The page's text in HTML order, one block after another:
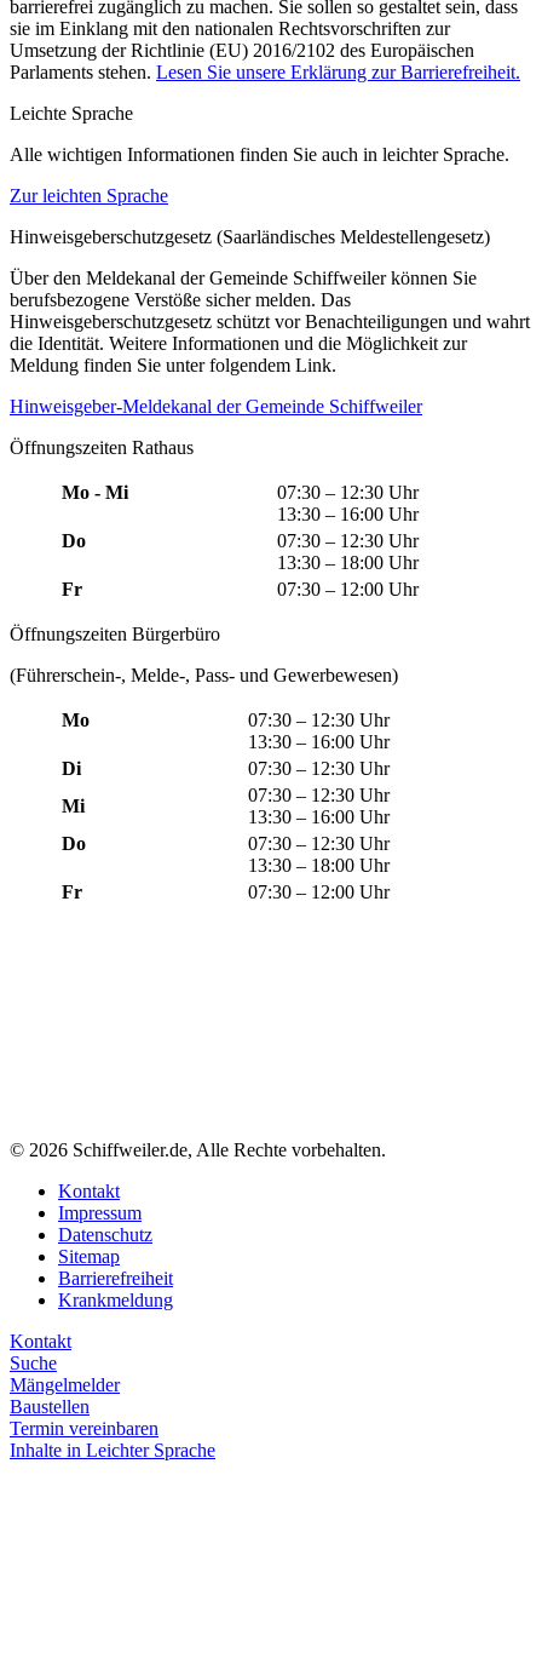
barrierefrei zugänglich zu machen. Sie sollen so gestaltet sein, dass
sie im Einklang mit den nationalen Rechtsvorschriften zur
Umsetzung der Richtlinie (EU) 2016/2102 des Europäischen
Parlaments stehen. Lesen Sie unsere Erklärung zur Barrierefreiheit.
Leichte Sprache
Alle wichtigen Informationen finden Sie auch in leichter Sprache.
Zur leichten Sprache
Hinweisgeberschutzgesetz (Saarländisches Meldestellengesetz)
Über den Meldekanal der Gemeinde Schiffweiler können Sie
berufsbezogene Verstöße sicher melden. Das
Hinweisgeberschutzgesetz schützt vor Benachteiligungen und wahrt
die Identität. Weitere Informationen und die Möglichkeit zur
Meldung finden Sie unter folgendem Link.
Hinweisgeber-Meldekanal der Gemeinde Schiffweiler
Öffnungszeiten Rathaus
Mo - Mi
07:30 – 12:30 Uhr
13:30 – 16:00 Uhr
Do
07:30 – 12:30 Uhr
13:30 – 18:00 Uhr
Fr
07:30 – 12:00 Uhr
Öffnungszeiten Bürgerbüro
(Führerschein-, Melde-, Pass- und Gewerbewesen)
Mo
07:30 – 12:30 Uhr
13:30 – 16:00 Uhr
Di
07:30 – 12:30 Uhr
Mi
07:30 – 12:30 Uhr
13:30 – 16:00 Uhr
Do
07:30 – 12:30 Uhr
13:30 – 18:00 Uhr
Fr
07:30 – 12:00 Uhr
© 2026 Schiffweiler.de, Alle Rechte vorbehalten.
Kontakt
Impressum
Datenschutz
Sitemap
Barrierefreiheit
Krankmeldung
Kontakt
Suche
Mängelmelder
Baustellen
Termin vereinbaren
Inhalte in Leichter Sprache